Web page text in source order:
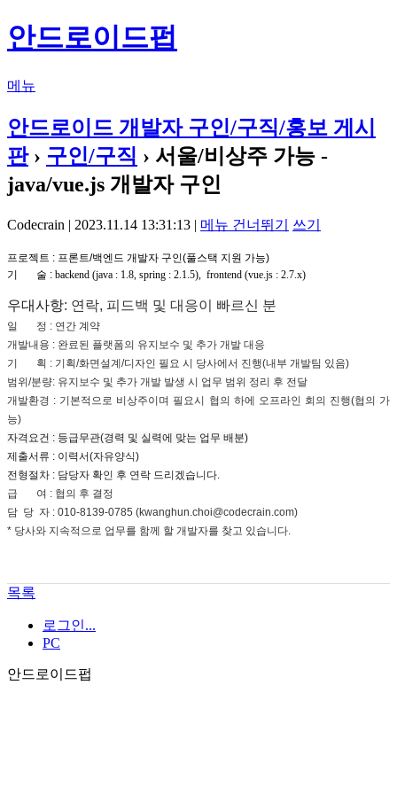
안드로이드펍
메뉴
안드로이드 개발자 구인/구직/홍보 게시
판› 구인/구직 › 서울/비상주 가능 -
java/vue.js 개발자 구인
Codecrain | 2023.11.14 13:31:13 | 메뉴 건너뛰기 쓰기
프로젝트 : 프론트/백엔드 개발자 구인(풀스택 지원 가능)
기 술 : backend (java : 1.8, spring : 2.1.5), frontend (vue.js : 2.7.x)
우대사항: 연락, 피드백 및 대응이 빠르신 분
일 정 : 연간 계약
개발내용 : 완료된 플랫폼의 유지보수 및 추가 개발 대응
기 획 : 기획/화면설계/디자인 필요 시 당사에서 진행(내부 개발팀 있음)
범위/분량: 유지보수 및 추가 개발 발생 시 업무 범위 정리 후 전달
개발환경 : 기본적으로 비상주이며 필요시 협의 하에 오프라인 회의 진행(협의 가
능)
자격요건 : 등급무관(경력 및 실력에 맞는 업무 배분)
제출서류 : 이력서(자유양식)
전형절차 : 담당자 확인 후 연락 드리겠습니다.
급 여 : 협의 후 결정
담 당 자 : 010-8139-0785 (kwanghun.choi@codecrain.com)
* 당사와 지속적으로 업무를 함께 할 개발자를 찾고 있습니다.
목록
로그인...
PC
안드로이드펍